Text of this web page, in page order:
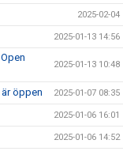
2025-02-04
2025-01-13 14:56
2025-01-13 10:48
öppen 2025-01-07 08:35
2025-01-06 16:01
2025-01-06 14:52